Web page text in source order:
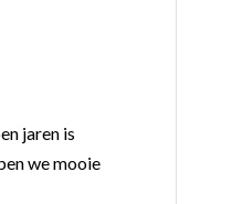
jaren is
we mooie